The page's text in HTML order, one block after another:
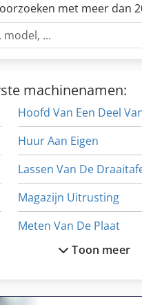
met meer dan
machinenamen:
Hoofd Van Een Deel
Huur Aan Eigen
Lassen Van De
Magazijn Uitrusting
Meten Van De Plaat
Toon meer